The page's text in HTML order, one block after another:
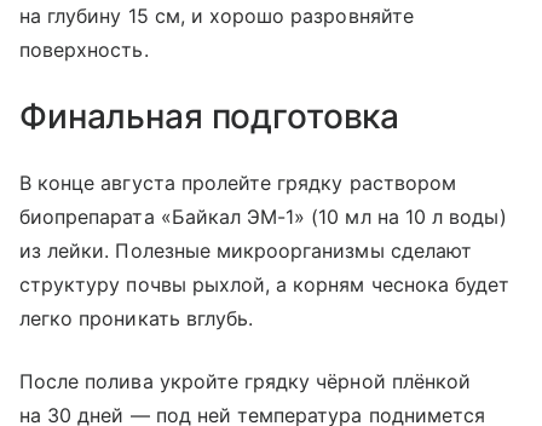
на глубину 15 см, и хорошо разровняйте
поверхность.
Финальная подготовка
В конце августа пролейте грядку раствором
биопрепарата «Байкал ЭМ-1» (10 мл на 10 л воды)
из лейки. Полезные микроорганизмы сделают
структуру почвы рыхлой, а корням чеснока будет
легко проникать вглубь.
После полива укройте грядку чёрной плёнкой
на 30 дней — под ней температура поднимется